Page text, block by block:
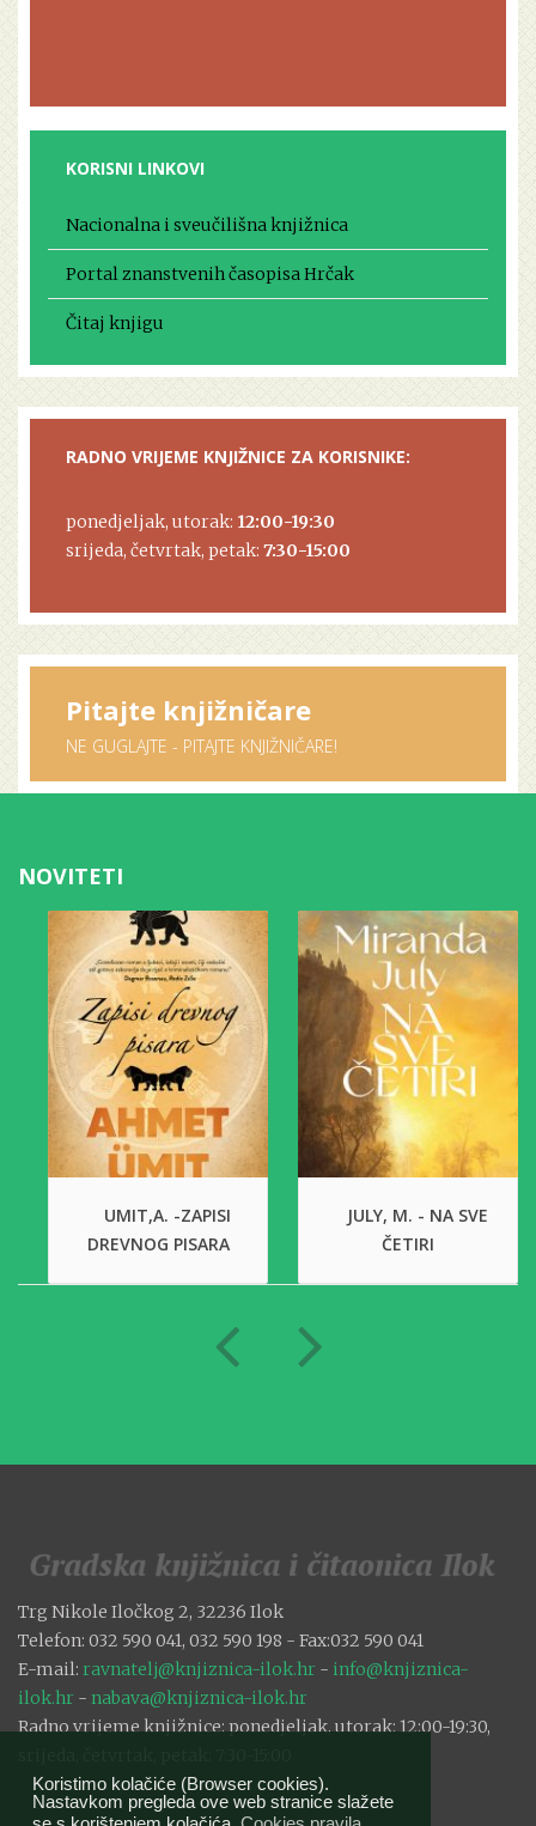
Koristimo kolačiće (Browser cookies).
Nastavkom pregleda ove web stranice slažete
KORISNI LINKOVI
Nacionalna i sveučilišna knjižnica
Portal znanstvenih časopisa Hrčak
Čitaj knjigu
RADNO VRIJEME KNJIŽNICE ZA KORISNIKE:
ponedjeljak, utorak: 12:00-19:30
srijeda, četvrtak, petak: 7:30-15:00
Pitajte knjižničare
NE GUGLAJTE - PITAJTE KNJIŽNIČARE!
NOVITETI
UMIT,A. -ZAPISI
DREVNOG PISARA
JULY, M. - NA SVE
ČETIRI
Trg Nikole Iločkog 2, 32236 Ilok
Telefon: 032 590 041, 032 590 198 - Fax:032 590 041
E-mail: ravnatelj@knjiznica-ilok.hr - info@knjiznica-
ilok.hr - nabava@knjiznica-ilok.hr
Radno vrijeme knjižnice: ponedjeljak, utorak: 12:00-19:30,